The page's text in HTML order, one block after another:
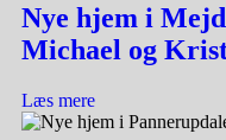
Nye hjem i
Michael og
Læs mere